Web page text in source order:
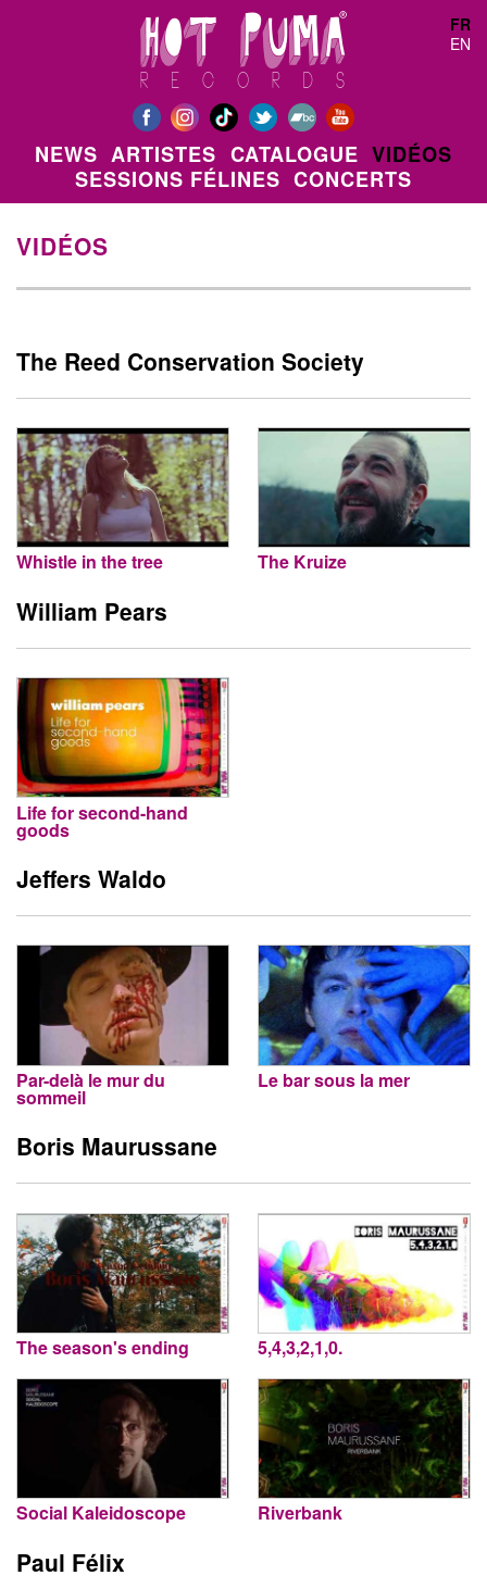
FR
EN
NEWS ARTISTES CATALOGUE VIDÉOS
SESSIONS FÉLINES CONCERTS
VIDÉOS
The Reed Conservation Society
Whistle in the tree The Kruize
William Pears
Life for second-hand
goods
Jeffers Waldo
Par-delà le mur du
sommeil
Le bar sous la mer
Boris Maurussane
The season's ending 5,4,3,2,1,0.
Social Kaleidoscope Riverbank
Paul Félix